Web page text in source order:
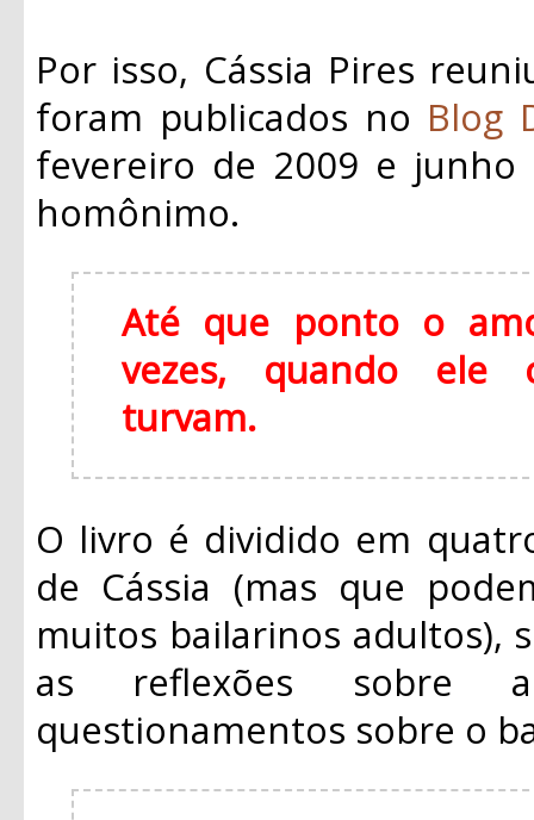
Por isso, Cássia Pires
foram publicados no Blog
fevereiro de 2009 e
homônimo.
Até que ponto o
vezes, quando ele
turvam.
O livro é dividido em
de Cássia (mas que
muitos bailarinos adultos),
as reflexões sobre
questionamentos sobre o